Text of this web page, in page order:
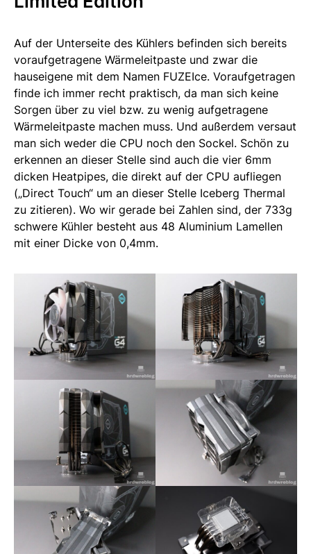
Auf der Unterseite des Kühlers befinden sich bereits
voraufgetragene Wärmeleitpaste und zwar die
hauseigene mit dem Namen FUZEIce. Voraufgetragen
finde ich immer recht praktisch, da man sich keine
Sorgen über zu viel bzw. zu wenig aufgetragene
Wärmeleitpaste machen muss. Und außerdem versaut
man sich weder die CPU noch den Sockel. Schön zu
erkennen an dieser Stelle sind auch die vier 6mm
dicken Heatpipes, die direkt auf der CPU aufliegen
(„Direct Touch“ um an dieser Stelle Iceberg Thermal
zu zitieren). Wo wir gerade bei Zahlen sind, der 733g
schwere Kühler besteht aus 48 Aluminium Lamellen
mit einer Dicke von 0,4mm.